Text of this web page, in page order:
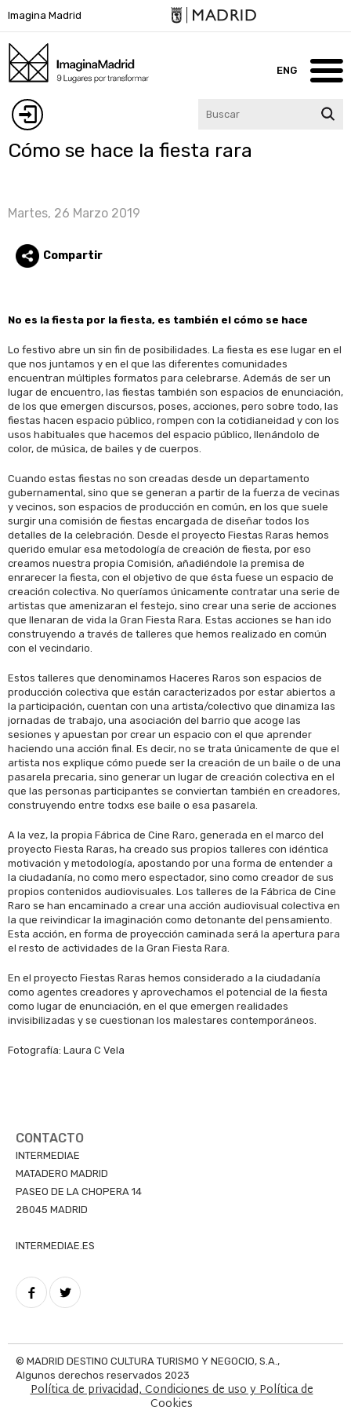
al
contenido
principal
Imagina Madrid
ENG
Imagina Madrid
Contacto
Cómo se hace la fiesta rara
Martes, 26 Marzo 2019
Compartir
No es la fiesta por la fiesta, es también el cómo se hace
Lo festivo abre un sin fin de posibilidades. La fiesta es ese lugar en el
que nos juntamos y en el que las diferentes comunidades
encuentran múltiples formatos para celebrarse. Además de ser un
lugar de encuentro, las fiestas también son espacios de enunciación,
de los que emergen discursos, poses, acciones, pero sobre todo, las
fiestas hacen espacio público, rompen con la cotidianeidad y con los
usos habituales que hacemos del espacio público, llenándolo de
color, de música, de bailes y de cuerpos.
Cuando estas fiestas no son creadas desde un departamento
gubernamental, sino que se generan a partir de la fuerza de vecinas
y vecinos, son espacios de producción en común, en los que suele
surgir una comisión de fiestas encargada de diseñar todos los
detalles de la celebración. Desde el proyecto Fiestas Raras hemos
querido emular esa metodología de creación de fiesta, por eso
creamos nuestra propia Comisión, añadiéndole la premisa de
enrarecer la fiesta, con el objetivo de que ésta fuese un espacio de
creación colectiva. No queríamos únicamente contratar una serie de
artistas que amenizaran el festejo, sino crear una serie de acciones
que llenaran de vida la Gran Fiesta Rara. Estas acciones se han ido
construyendo a través de talleres que hemos realizado en común
con el vecindario.
Estos talleres que denominamos Haceres Raros son espacios de
producción colectiva que están caracterizados por estar abiertos a
la participación, cuentan con una artista/colectivo que dinamiza las
jornadas de trabajo, una asociación del barrio que acoge las
sesiones y apuestan por crear un espacio con el que aprender
haciendo una acción final. Es decir, no se trata únicamente de que el
artista nos explique cómo puede ser la creación de un baile o de una
pasarela precaria, sino generar un lugar de creación colectiva en el
que las personas participantes se conviertan también en creadores,
construyendo entre todxs ese baile o esa pasarela.
A la vez, la propia Fábrica de Cine Raro, generada en el marco del
proyecto Fiesta Raras, ha creado sus propios talleres con idéntica
motivación y metodología, apostando por una forma de entender a
la ciudadanía, no como mero espectador, sino como creador de sus
propios contenidos audiovisuales. Los talleres de la Fábrica de Cine
Raro se han encaminado a crear una acción audiovisual colectiva en
la que reivindicar la imaginación como detonante del pensamiento.
Esta acción, en forma de proyección caminada será la apertura para
el resto de actividades de la Gran Fiesta Rara.
En el proyecto Fiestas Raras hemos considerado a la ciudadanía
como agentes creadores y aprovechamos el potencial de la fiesta
como lugar de enunciación, en el que emergen realidades
invisibilizadas y se cuestionan los malestares contemporáneos.
Fotografía: Laura C Vela
CONTACTO
INTERMEDIAE
MATADERO MADRID
PASEO DE LA CHOPERA 14
28045 MADRID
INTERMEDIAE.ES
© MADRID DESTINO CULTURA TURISMO Y NEGOCIO, S.A.,
Algunos derechos reservados 2023
Aviso
Política de privacidad, Condiciones de uso y Política de